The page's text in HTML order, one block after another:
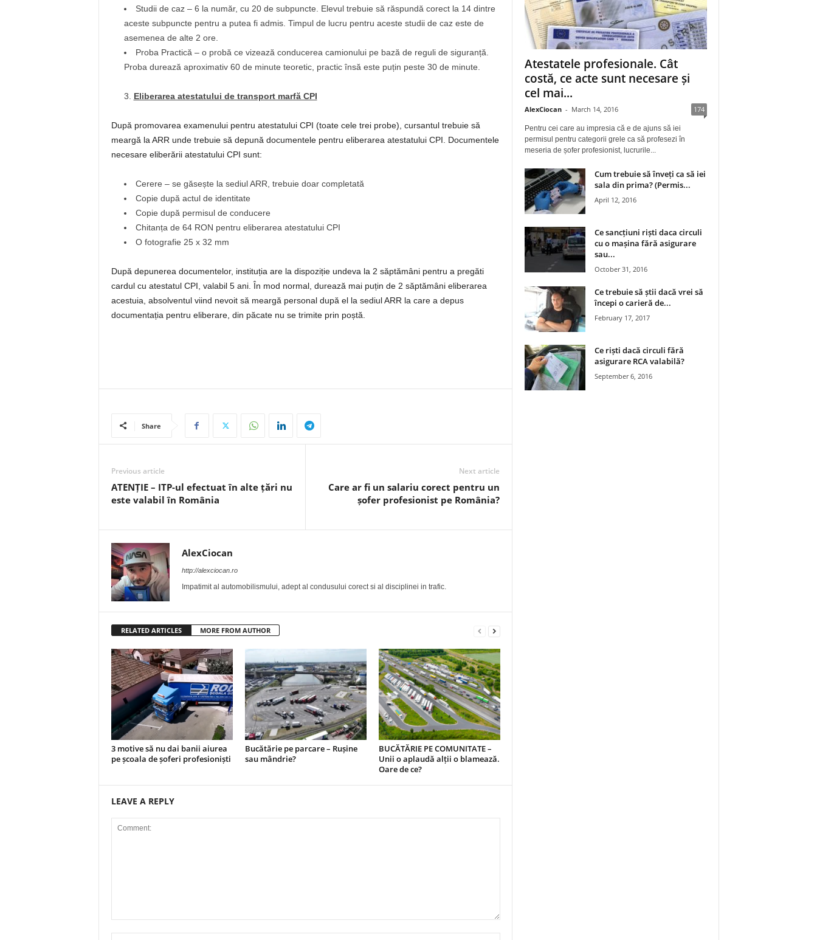
Studii de caz – 6 la număr, cu 20 de subpuncte. Elevul trebuie să răspundă corect la 14 dintre
aceste subpuncte pentru a putea fi admis. Timpul de lucru pentru aceste studii de caz este de
asemenea de alte 2 ore.
Proba Practică – o probă ce vizează conducerea camionului pe bază de reguli de siguranță.
Proba durează aproximativ 60 de minute teoretic, practic însă este puțin peste 30 de minute.
Eliberarea atestatului de transport marfă CPI
După promovarea examenului pentru atestatului CPI (toate cele trei probe), cursantul trebuie să
meargă la ARR unde trebuie să depună documentele pentru eliberarea atestatului CPI. Documentele
necesare eliberării atestatului CPI sunt:
Cerere – se găsește la sediul ARR, trebuie doar completată
Copie după actul de identitate
Copie după permisul de conducere
Chitanța de 64 RON pentru eliberarea atestatului CPI
O fotografie 25 x 32 mm
După depunerea documentelor, instituția are la dispoziție undeva la 2 săptămâni pentru a pregăti
cardul cu atestatul CPI, valabil 5 ani. În mod normal, durează mai puțin de 2 săptămâni eliberarea
acestuia, absolventul viind nevoit să meargă personal după el la sediul ARR la care a depus
documentația pentru eliberare, din păcate nu se trimite prin poștă.
Share
Previous article
ATENȚIE – ITP-ul efectuat în alte țări nu
este valabil în România
Next article
Care ar fi un salariu corect pentru un
șofer profesionist pe România?
AlexCiocan
http://alexciocan.ro
Impatimit al automobilismului, adept al condusului corect si al disciplinei in trafic.
RELATED ARTICLES MORE FROM AUTHOR
3 motive să nu dai banii aiurea
pe școala de șoferi profesioniști
Bucătărie pe parcare – Rușine
sau mândrie?
BUCĂTĂRIE PE COMUNITATE –
Unii o aplaudă alții o blamează.
Oare de ce?
LEAVE A REPLY
Atestatele profesionale. Cât
costă, ce acte sunt necesare și
cel mai...
AlexCiocan - March 14, 2016 174
Pentru cei care au impresia că e de ajuns să iei
permisul pentru categorii grele ca să profesezi în
meseria de șofer profesionist, lucrurile...
Cum trebuie să înveți ca să iei
sala din prima? (Permis...
April 12, 2016
Ce sancțiuni riști daca circuli
cu o mașina fără asigurare
sau...
October 31, 2016
Ce trebuie să știi dacă vrei să
începi o carieră de...
February 17, 2017
Ce riști dacă circuli fără
asigurare RCA valabilă?
September 6, 2016